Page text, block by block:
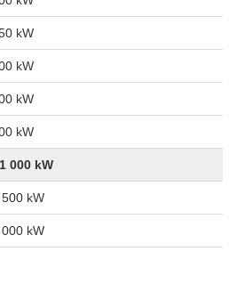
kW
kW
kW
kW
000 kW
kW
kW